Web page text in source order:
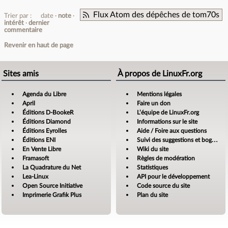
Flux Atom des dépêches de tom70s
Trier par : date
note
intérêt
dernier
commentaire
Revenir en haut de page
Sites amis
Agenda du Libre
April
Éditions D-BookeR
Éditions Diamond
Éditions Eyrolles
Éditions ENI
En Vente Libre
Framasoft
La Quadrature du Net
Lea-Linux
Open Source Initiative
Imprimerie Grafik Plus
À propos de LinuxFr.org
Mentions légales
Faire un don
L’équipe de LinuxFr.org
Informations sur le site
Aide / Foire aux questions
Suivi des suggestions et bogues
Wiki du site
Règles de modération
Statistiques
API pour le développement
Code source du site
Plan du site